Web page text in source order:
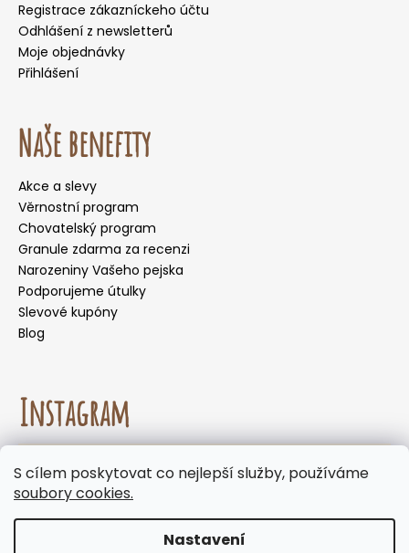
S cílem poskytovat co nejlepší služby, používáme
soubory cookies.
Nastavení
měsíců nedoporučujeme volit doručení do
samoobslužných boxů, kde mohou být zásilky
vystaveny vysokým teplotám. Jelikož naše
produkty neobsahují chemické konzervanty,
Registrace zákazníckeho účtu
Odhlášení z newsletterů
Moje objednávky
Přihlášení
Naše benefity
Akce a slevy
Věrnostní program
Chovatelský program
Granule zdarma za recenzi
Narozeniny Vašeho pejska
Podporujeme útulky
Slevové kupóny
Blog
Instagram
Sledovat na Instagramu